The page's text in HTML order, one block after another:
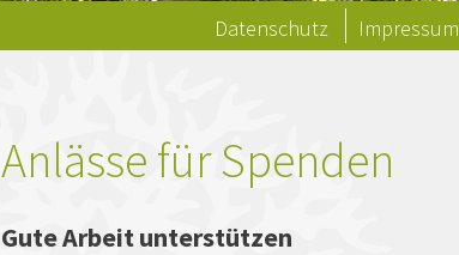
Kopfzeile
Datenschutz Impressum
Anlässe für Spenden
Gute Arbeit unterstützen